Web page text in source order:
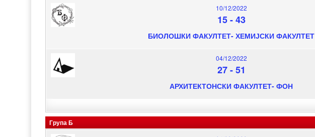
10/12/2022
15-43
БИОЛОШКИ ФАКУЛТЕТ- ХЕМИЈСКИ ФАКУЛТЕТ
04/12/2022
27-51
АРХИТЕКТОНСКИ ФАКУЛТЕТ- ФОН
Група Б